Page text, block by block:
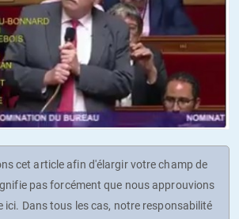
cet article afin d'élargir votre champ de
pas forcément que nous approuvions
ici. Dans tous les cas, notre responsabilité